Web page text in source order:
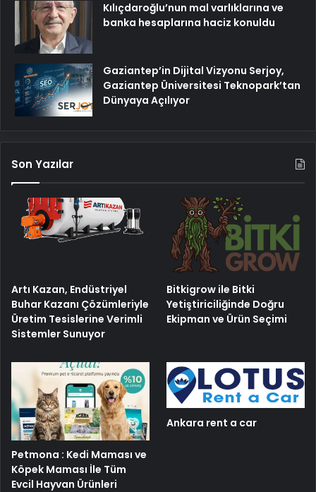
Kılıçdaroğlu’nun mal varlıklarına ve
banka hesaplarına haciz konuldu
Gaziantep’in Dijital Vizyonu Serjoy,
Gaziantep Üniversitesi Teknopark’tan
Dünyaya Açılıyor
Son Yazılar
Artı Kazan, Endüstriyel
Buhar Kazanı Çözümleriyle
Üretim Tesislerine Verimli
Sistemler Sunuyor
Bitkigrow ile Bitki
Yetiştiriciliğinde Doğru
Ekipman ve Ürün Seçimi
Petmona : Kedi Maması ve
Köpek Maması İle Tüm
Evcil Hayvan Ürünleri
Ankara rent a car